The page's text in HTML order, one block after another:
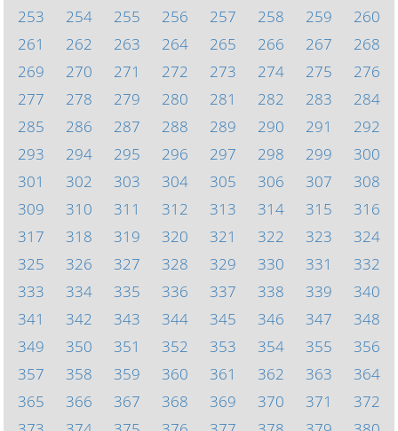
253
254 255 256 257 258 259
260
261
262 263 264 265 266 267
268
269
270 271 272 273 274 275
276
277
278 279 280 281 282 283
284
285
286 287 288 289 290 291
292
293
294 295 296 297 298 299
300
301
302 303 304 305 306 307
308
309
310 311 312 313 314 315
316
317
318 319 320 321 322 323
324
325
326 327 328 329 330 331
332
333
334 335 336 337 338 339
340
341
342 343 344 345 346 347
348
349
350 351 352 353 354 355
356
357
358 359 360 361 362 363
364
365
366 367 368 369 370 371
372